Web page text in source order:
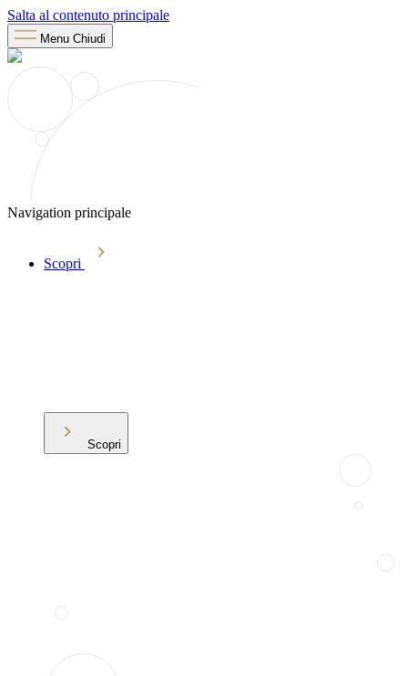
Salta al contenuto principale
Menu Chiudi
Navigation principale
Scopri
Scopri